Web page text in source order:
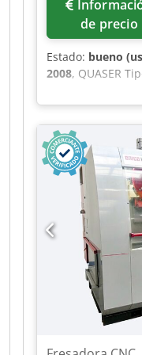
cantidad -
HSK40E con un
Compensación
Sistema de
integrado en la
manual del
ITS50; ideal
puede
operativo en
puede obtener
el alcance de
nuestro canal de
de precio
Estado: bueno
2008, QUASER
fabricación 2008
Descripción CNC
Ejes: X: 1020 mm
de la mesa: 1200
mesa: 500 kg
Cono: BT40 Big-
del husillo: SK40
40 – 12.000 rpm
18,5 kW
20.000 mm/min
m/min Almacén
Cambio
Refrigeración a
Transportador
Conversacional
herramientas